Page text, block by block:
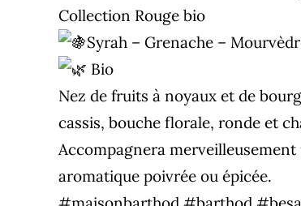
Collection Rouge bio
Syrah – Grenache –
Bio
Nez de fruits à noyaux et de
cassis, bouche florale, ronde et
Accompagnera
aromatique poivrée ou épicée.